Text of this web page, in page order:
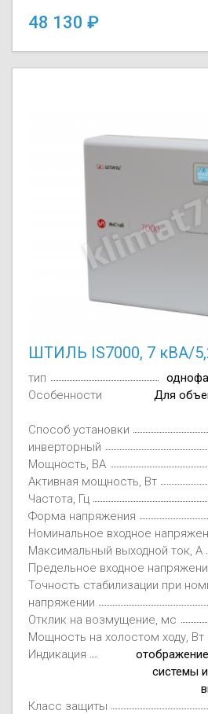
48 130
ШТИЛЬ IS7000, 7 кВА/
тип
Особенности
Для
Способ установки
инверторный
Мощность, ВА
Активная мощность, Вт
Частота, Гц
Форма напряжения
Номинальное входное
Максимальный выходной ток, А
Предельное входное
Точность стабилизации при
напряжении
Отклик на возмущение, мс
Мощность на холостом ходу, Вт
Индикация
системы
Класс защиты